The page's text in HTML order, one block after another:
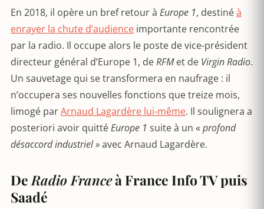
En 2018, il opère un bref retour à Europe 1, destinéà
enrayer la chute d’audience importante rencontrée
par la radio. Il occupe alors le poste de vice-président
directeur général d’Europe 1, deRFMet de Virgin Radio.
Un sauvetage qui se transformera en naufrage : il
n’occupera ses nouvelles fonctions que treize mois,
limogé parArnaud Lagardère lui-même. Il soulignera a
posteriori avoir quittéEurope 1 suite à un « profond
désaccord industriel »avec Arnaud Lagardère.
De Radio Franceà France Info TV puis
Saadé